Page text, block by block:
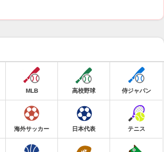
MLB 高校野球 侍ジャパン
海外サッカー 日本代表 テニス